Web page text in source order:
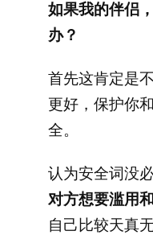
如果我的伴侣
办？
首先这肯定是
更好，保护你
全。
认为安全词没
对方想要滥用
自己比较天真无